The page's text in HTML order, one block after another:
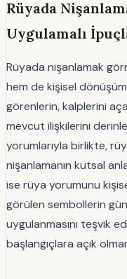
Rüyada
Uygulamalı
Rüyada nişanlamak
hem de kişisel
görenlerin, kalplerini
mevcut ilişkilerini
yorumlarıyla birlikte,
nişanlamanın kutsal
ise rüya yorumunu
görülen sembollerin
uygulanmasını teşvik
başlangıçlara açık